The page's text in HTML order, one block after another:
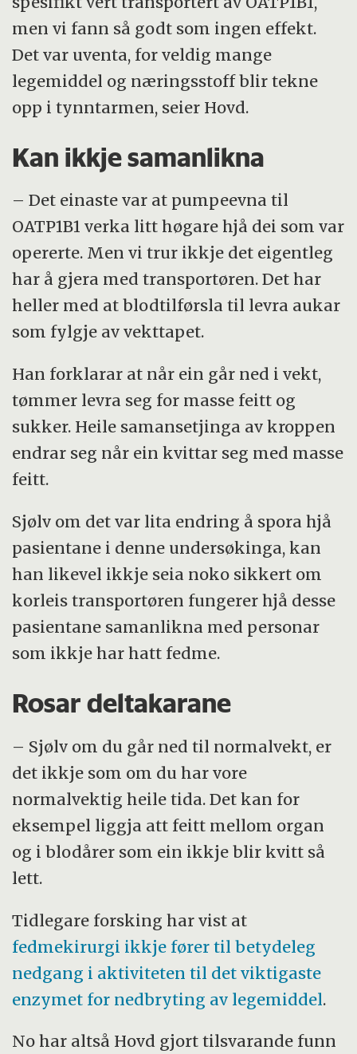
men vi fann så godt som ingen effekt.
Det var uventa, for veldig mange
legemiddel og næringsstoff blir tekne
opp i tynntarmen, seier Hovd.
Kan ikkje samanlikna
– Det einaste var at pumpeevna til
OATP1B1 verka litt høgare hjå dei som var
opererte. Men vi trur ikkje det eigentleg
har å gjera med transportøren. Det har
heller med at blodtilførsla til levra aukar
som fylgje av vekttapet.
Han forklarar at når ein går ned i vekt,
tømmer levra seg for masse feitt og
sukker. Heile samansetjinga av kroppen
endrar seg når ein kvittar seg med masse
feitt.
Sjølv om det var lita endring å spora hjå
pasientane i denne undersøkinga, kan
han likevel ikkje seia noko sikkert om
korleis transportøren fungerer hjå desse
pasientane samanlikna med personar
som ikkje har hatt fedme.
Rosar deltakarane
– Sjølv om du går ned til normalvekt, er
det ikkje som om du har vore
normalvektig heile tida. Det kan for
eksempel liggja att feitt mellom organ
og i blodårer som ein ikkje blir kvitt så
lett.
Tidlegare forsking har vist at
fedmekirurgi ikkje fører til betydeleg
nedgang i aktiviteten til det viktigaste
enzymet for nedbryting av legemiddel.
No har altså Hovd gjort tilsvarande funn